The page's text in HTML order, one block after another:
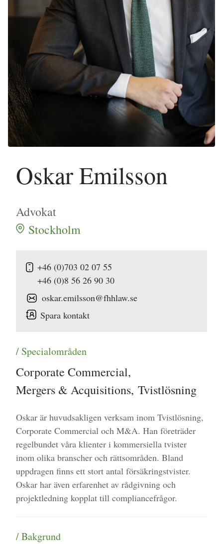
Oskar Emilsson
Advokat
Stockholm
+46 (0)703 02 07 55
+46 (0)8 56 26 90 30
oskar.emilsson@fhhlaw.se
Spara kontakt
/ Specialområden
Corporate Commercial,
Mergers & Acquisitions, Tvistlösning
Oskar är huvudsakligen verksam inom Tvistlösning,
Corporate Commercial och M&A. Han företräder
regelbundet våra klienter i kommersiella tvister
inom olika branscher och rättsområden. Bland
uppdragen finns ett stort antal försäkringstvister.
Oskar har även erfarenhet av rådgivning och
projektledning kopplat till compliancefrågor.
/ Bakgrund